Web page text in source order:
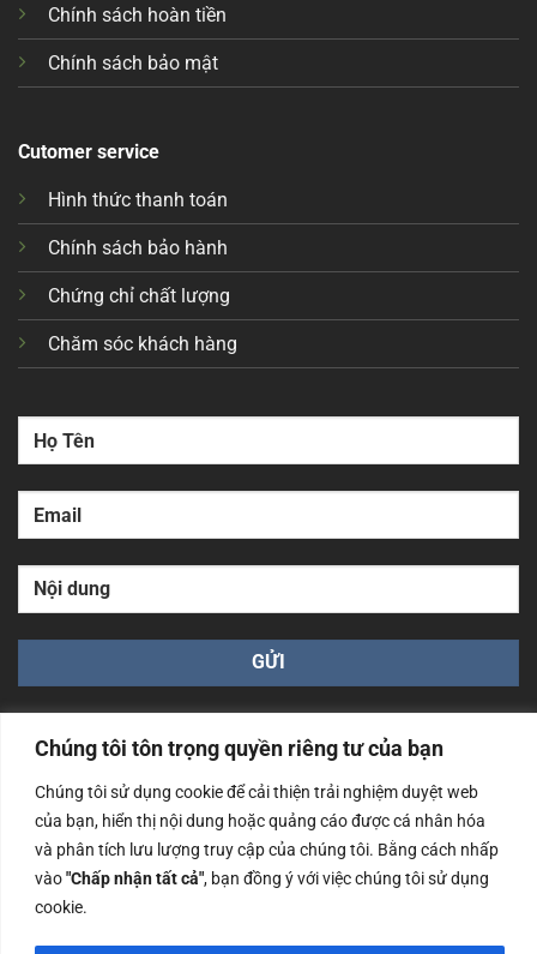
Chúng tôi tôn trọng quyền riêng tư của bạn
Chúng tôi sử dụng cookie để cải thiện trải nghiệm duyệt web
của bạn, hiển thị nội dung hoặc quảng cáo được cá nhân hóa
và phân tích lưu lượng truy cập của chúng tôi. Bằng cách nhấp
vào"Chấp nhận tất cả", bạn đồng ý với việc chúng tôi sử dụng
cookie.
Chính sách hoàn tiền
Chính sách bảo mật
Cutomer service
Hình thức thanh toán
Chính sách bảo hành
Chứng chỉ chất lượng
Chăm sóc khách hàng
Công ty TNHH Nam Bình Xương - Số ĐKKD: 0108783483
cấp ngày 14/06/2019 bởi Sở Kế Hoạch và Đầu Tư Tp. Hà
Nội
Copyrights @2023 Nam Binh Xuong. All Rights Reserved